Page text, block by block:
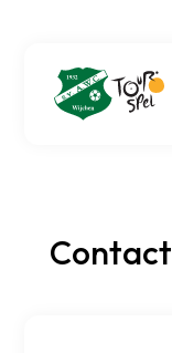
Contact